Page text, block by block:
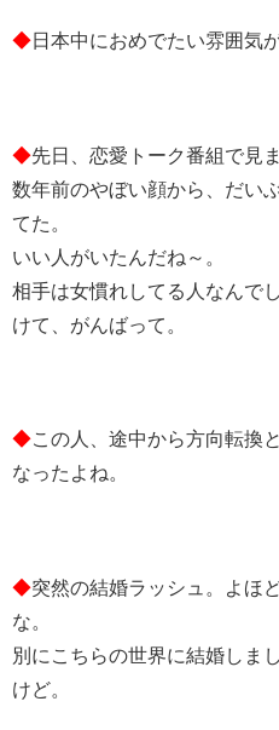
◆日本中におめでたい雰囲気
◆先日、恋愛トーク番組で見ま
数年前のやぼい顔から、だい
てた。
いい人がいたんだね～。
相手は女慣れしてる人なんで
けて、がんばって。
◆この人、途中から方向転換
なったよね。
◆突然の結婚ラッシュ。よほ
な。
別にこちらの世界に結婚しま
けど。